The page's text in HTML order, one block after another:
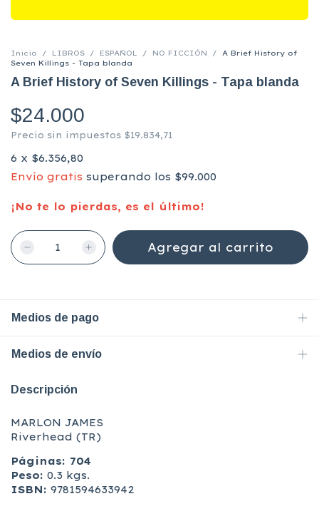
Inicio / LIBROS / ESPAÑOL / NO FICCIÓN /
A Brief History of
Seven Killings - Tapa blanda
A Brief History of Seven Killings - Tapa blanda
$24.000
Precio sin impuestos $19.834,71
6 x $6.356,80
Envío gratis superando los $99.000
¡No te lo pierdas, es el último!
Medios de pago
Medios de envío
Descripción
MARLON JAMES
Riverhead (TR)
Páginas: 704
Peso: 0.3 kgs.
ISBN: 9781594633942